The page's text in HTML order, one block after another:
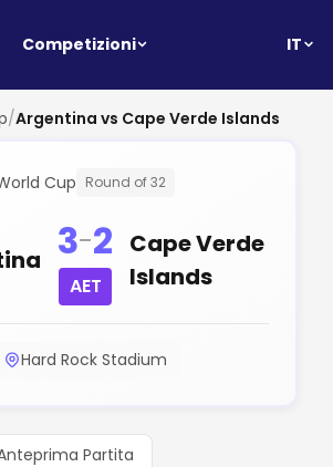
Competizioni IT
/Argentina vs Cape Verde Islands
Cup Round of 32
3-2
AET
Cape Verde
Islands
Hard Rock Stadium
Partita